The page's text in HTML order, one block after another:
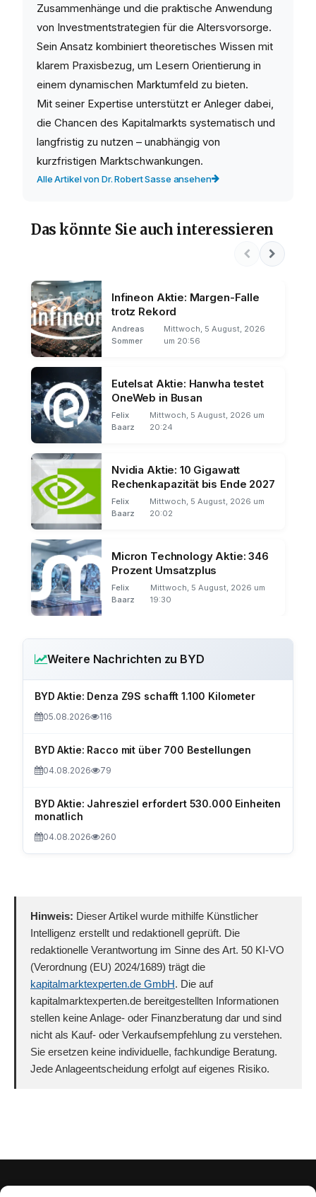
Zusammenhänge und die praktische Anwendung
von Investmentstrategien für die Altersvorsorge.
Sein Ansatz kombiniert theoretisches Wissen mit
klarem Praxisbezug, um Lesern Orientierung in
einem dynamischen Marktumfeld zu bieten.
Mit seiner Expertise unterstützt er Anleger dabei,
die Chancen des Kapitalmarkts systematisch und
langfristig zu nutzen – unabhängig von
kurzfristigen Marktschwankungen.
Alle Artikel von Dr. Robert Sasse ansehen
Das könnte Sie auch interessieren
Infineon Aktie: Margen-Falle
trotz Rekord
Andreas
Sommer
Mittwoch, 5 August, 2026
um 20:56
Eutelsat Aktie: Hanwha testet
OneWeb in Busan
Felix
Baarz
Mittwoch, 5 August, 2026 um
20:24
Nvidia Aktie: 10 Gigawatt
Rechenkapazität bis Ende 2027
Felix
Baarz
Mittwoch, 5 August, 2026 um
20:02
Micron Technology Aktie: 346
Prozent Umsatzplus
Felix
Baarz
Mittwoch, 5 August, 2026 um
19:30
Weitere Nachrichten zu BYD
BYD Aktie: Denza Z9S schafft 1.100 Kilometer
05.08.2026 116
BYD Aktie: Racco mit über 700 Bestellungen
04.08.2026 79
BYD Aktie: Jahresziel erfordert 530.000 Einheiten
monatlich
04.08.2026 260
Hinweis: Dieser Artikel wurde mithilfe Künstlicher
Intelligenz erstellt und redaktionell geprüft. Die
redaktionelle Verantwortung im Sinne des Art. 50 KI-VO
(Verordnung (EU) 2024/1689) trägt die
kapitalmarktexperten.de GmbH. Die auf
kapitalmarktexperten.de bereitgestellten Informationen
stellen keine Anlage- oder Finanzberatung dar und sind
nicht als Kauf- oder Verkaufsempfehlung zu verstehen.
Sie ersetzen keine individuelle, fachkundige Beratung.
Jede Anlageentscheidung erfolgt auf eigenes Risiko.